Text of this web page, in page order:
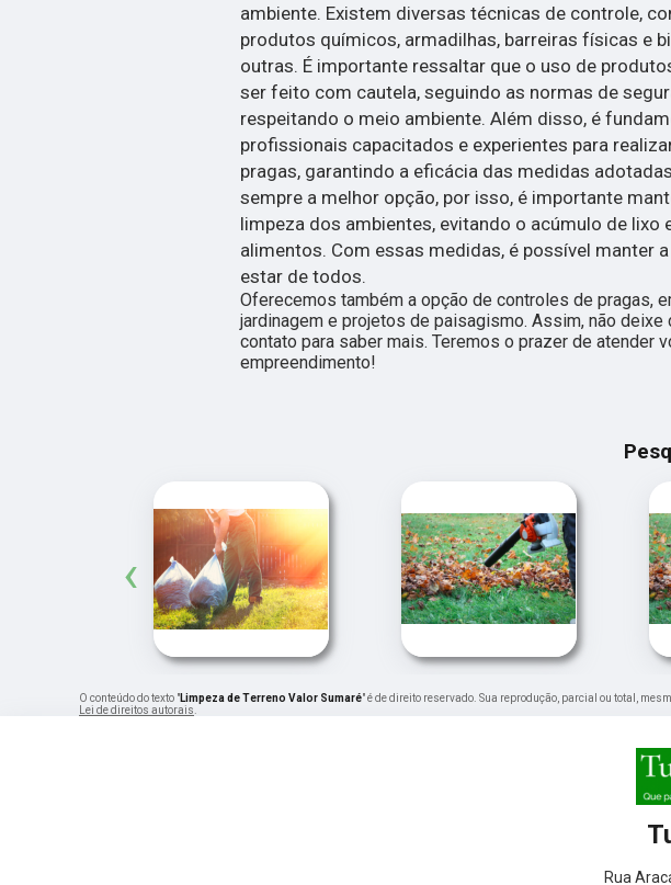
ambiente. Existem diversas técnicas de controle,
produtos químicos, armadilhas, barreiras físicas e
outras. É importante ressaltar que o uso de
ser feito com cautela, seguindo as normas de
respeitando o meio ambiente. Além disso, é
profissionais capacitados e experientes para
pragas, garantindo a eficácia das medidas
sempre a melhor opção, por isso, é importante
limpeza dos ambientes, evitando o acúmulo de lixo
alimentos. Com essas medidas, é possível manter
estar de todos.
Oferecemos também a opção de controles de pragas,
jardinagem e projetos de paisagismo. Assim, não deixe
contato para saber mais. Teremos o prazer de atender
empreendimento!
‹
O conteúdo do texto "Limpeza de Terreno Valor Sumaré" é de direito reservado. Sua reprodução, parcial ou total,
Lei de direitos autorais
Rua